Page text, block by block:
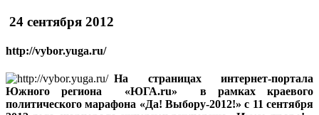
24 сентября 2012
http://vybor.yuga.ru/
На страницах интернет-портала
Южного региона «ЮГА.ru» в рамках краевого
политического марафона «Да! Выбору-2012!» с 11 сентября